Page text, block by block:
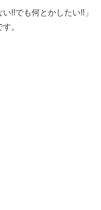
!!でも何とかしたい!!」
。